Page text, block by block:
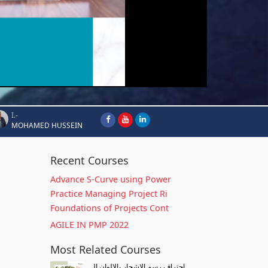
I.-
MOHAMED HUSSEIN
Recent Courses
Advance S-Curve using Power
Practice Managing Project Ri
Foundations of Projects Cont
AGILE IN PMP 2022
Most Related Courses